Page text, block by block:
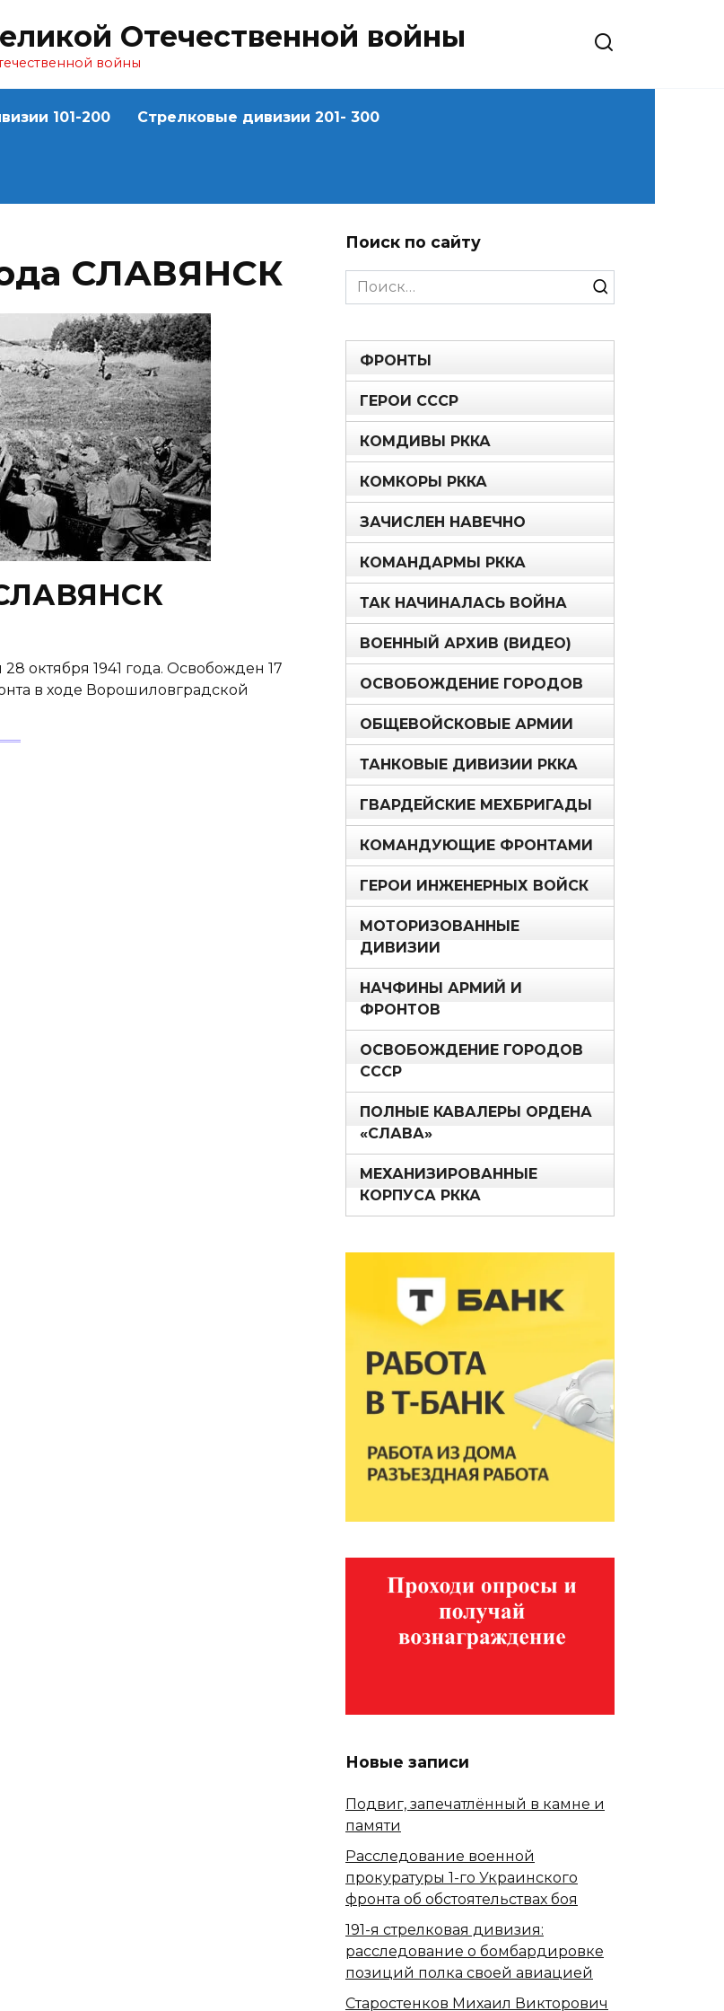
Отечественной войны
войны
101-200 Стрелковые дивизии 201- 300
СЛАВЯНСК
октября 1941 года. Освобожден 17
в ходе Ворошиловградской
Поиск по сайту
Search
for:
ФРОНТЫ
ГЕРОИ СССР
КОМДИВЫ РККА
КОМКОРЫ РККА
ЗАЧИСЛЕН НАВЕЧНО
КОМАНДАРМЫ РККА
ТАК НАЧИНАЛАСЬ ВОЙНА
ВОЕННЫЙ АРХИВ (ВИДЕО)
ОСВОБОЖДЕНИЕ ГОРОДОВ
ОБЩЕВОЙСКОВЫЕ АРМИИ
ТАНКОВЫЕ ДИВИЗИИ РККА
ГВАРДЕЙСКИЕ МЕХБРИГАДЫ
КОМАНДУЮЩИЕ ФРОНТАМИ
ГЕРОИ ИНЖЕНЕРНЫХ ВОЙСК
МОТОРИЗОВАННЫЕ
ДИВИЗИИ
НАЧФИНЫ АРМИЙ И
ФРОНТОВ
ОСВОБОЖДЕНИЕ ГОРОДОВ
СССР
ПОЛНЫЕ КАВАЛЕРЫ ОРДЕНА
«СЛАВА»
МЕХАНИЗИРОВАННЫЕ
КОРПУСА РККА
Новые записи
Подвиг, запечатлённый в камне и
памяти
Расследование военной
прокуратуры 1-го Украинского
фронта об обстоятельствах боя
191-я стрелковая дивизия:
расследование о бомбардировке
позиций полка своей авиацией
Старостенков Михаил Викторович